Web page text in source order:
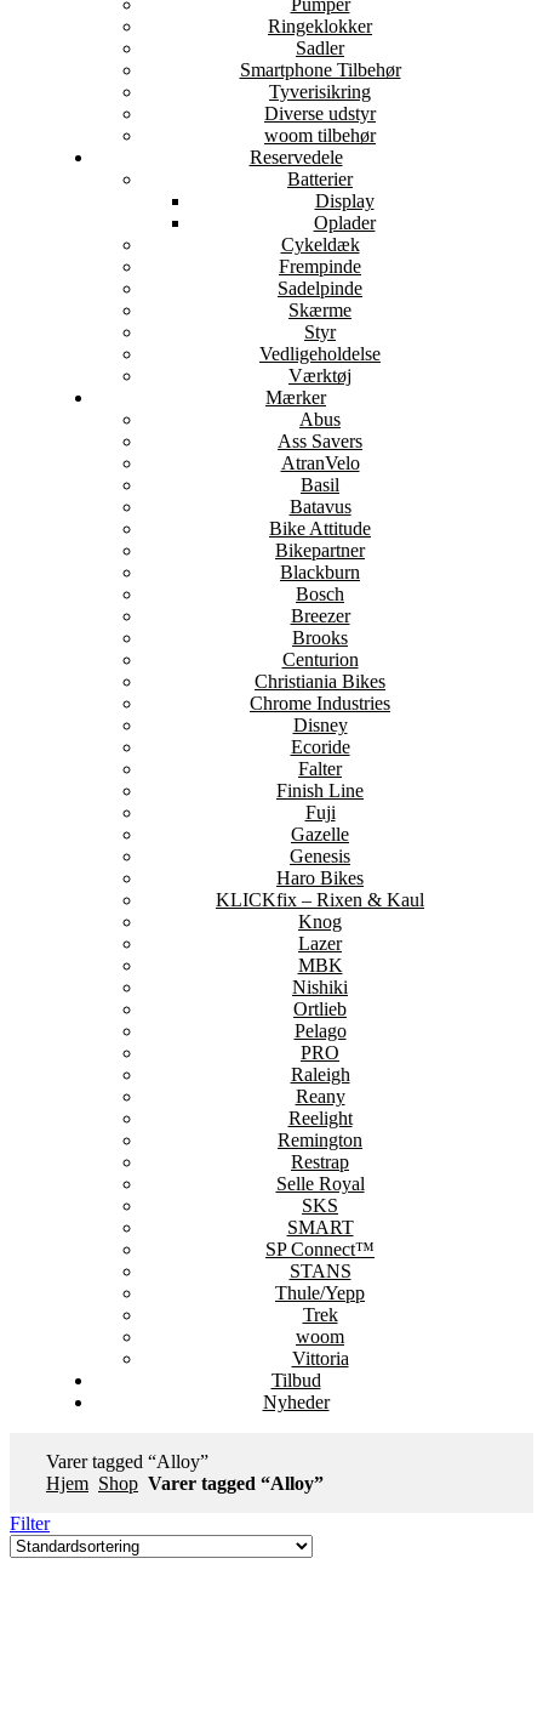
Pumper
Ringeklokker
Sadler
Smartphone Tilbehør
Tyverisikring
Diverse udstyr
woom tilbehør
Reservedele
Batterier
Display
Oplader
Cykeldæk
Frempinde
Sadelpinde
Skærme
Styr
Vedligeholdelse
Værktøj
Mærker
Abus
Ass Savers
AtranVelo
Basil
Batavus
Bike Attitude
Bikepartner
Blackburn
Bosch
Breezer
Brooks
Centurion
Christiania Bikes
Chrome Industries
Disney
Ecoride
Falter
Finish Line
Fuji
Gazelle
Genesis
Haro Bikes
KLICKfix – Rixen & Kaul
Knog
Lazer
MBK
Nishiki
Ortlieb
Pelago
PRO
Raleigh
Reany
Reelight
Remington
Restrap
Selle Royal
SKS
SMART
SP Connect™
STANS
Thule/Yepp
Trek
woom
Vittoria
Tilbud
Nyheder
Varer tagged “Alloy”
Hjem Shop Varer tagged “Alloy”
Filter